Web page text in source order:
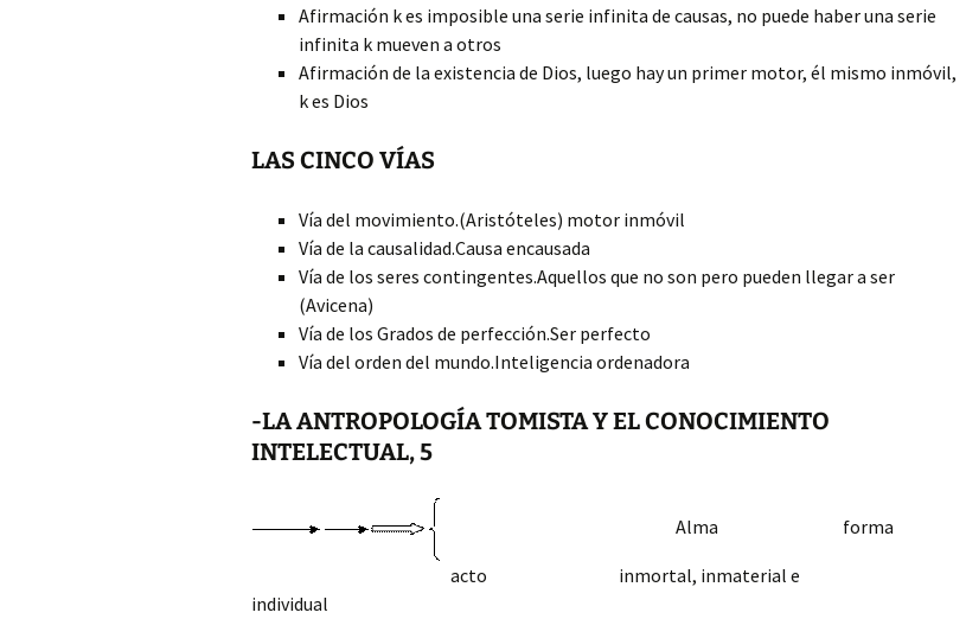
Afirmación k es imposible una serie infinita de causas, no puede haber una serie
infinita k mueven a otros
Afirmación de la existencia de Dios, luego hay un primer motor, él mismo inmóvil,
k es Dios
LAS CINCO VÍAS
Vía del movimiento.(Aristóteles) motor inmóvil
Vía de la causalidad.Causa encausada
Vía de los seres contingentes.Aquellos que no son pero pueden llegar a ser
(Avicena)
Vía de los Grados de perfección.Ser perfecto
Vía del orden del mundo.Inteligencia ordenadora
-LA ANTROPOLOGÍA TOMISTA Y EL CONOCIMIENTO
INTELECTUAL, 5
Alma forma
acto inmortal, inmaterial e
individual